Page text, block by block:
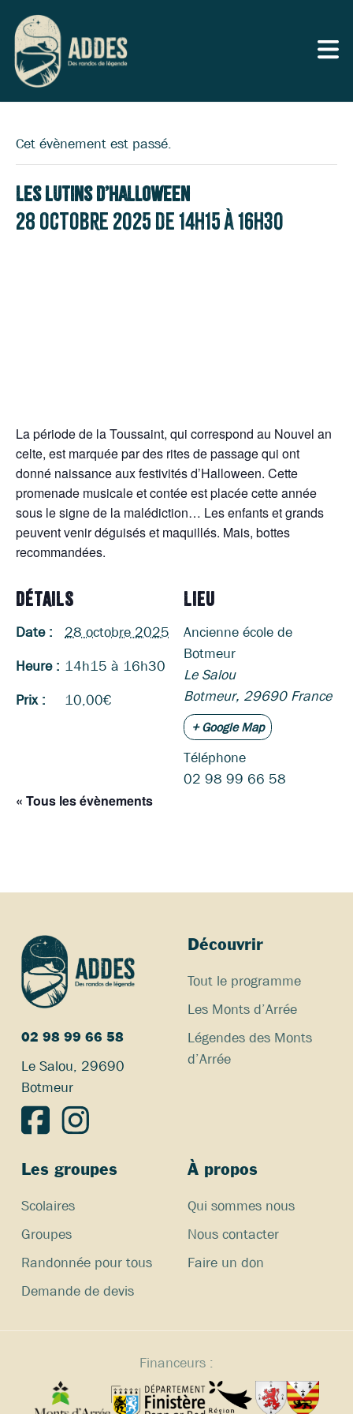
Cet évènement est passé.
Les lutins d’Halloween
28 octobre 2025 de 14h15à16h30
La période de la Toussaint, qui correspond au Nouvel an
celte, est marquée par des rites de passage qui ont
donné naissance aux festivités d’Halloween. Cette
promenade musicale et contée est placée cette année
sous le signe de la malédiction… Les enfants et grands
peuvent venir déguisés et maquillés. Mais, bottes
recommandées.
DÉTAILS
Date :
28 octobre 2025
Heure : 14h15 à 16h30
Prix :
10,00€
LIEU
Ancienne école de
Botmeur
Le Salou
Botmeur, 29690 France
+ Google Map
Téléphone
02 98 99 66 58
« Tous les évènements
02 98 99 66 58
Le Salou, 29690
Botmeur
Découvrir
Tout le programme
Les Monts d’Arrée
Légendes des Monts
d’Arrée
Les groupes
Scolaires
Groupes
Randonnée pour tous
Demande de devis
À propos
Qui sommes nous
Nous contacter
Faire un don
Financeurs :